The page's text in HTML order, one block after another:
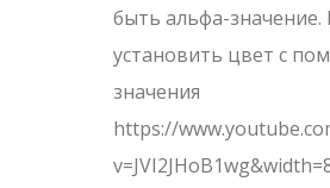
быть альфа-значение.
установить цвет с
значения
https://